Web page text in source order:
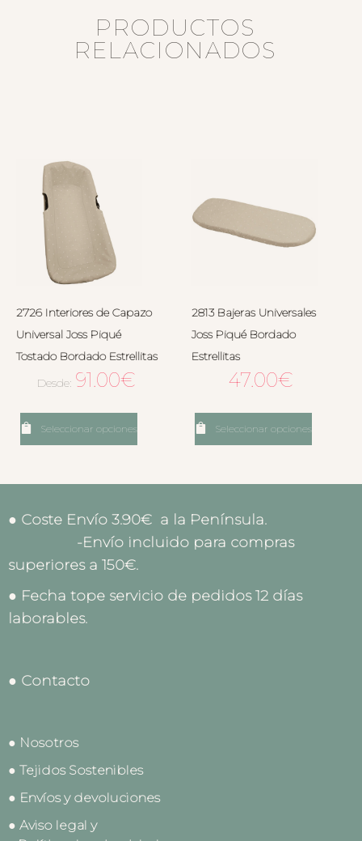
PRODUCTOS
RELACIONADOS
2726 Interiores de Capazo
Universal Joss Piqué
Tostado Bordado Estrellitas
Desde: 91.00€
Seleccionar opciones
2813 Bajeras Universales
Joss Piqué Bordado
Estrellitas
47.00€
Seleccionar opciones
● Coste Envío 3.90€ a la Península.
-Envío incluido para compras
superiores a 150€.
● Fecha tope servicio de pedidos 12 días
laborables.
● Contacto
● Nosotros
● Tejidos Sostenibles
● Envíos y devoluciones
● Aviso legal y